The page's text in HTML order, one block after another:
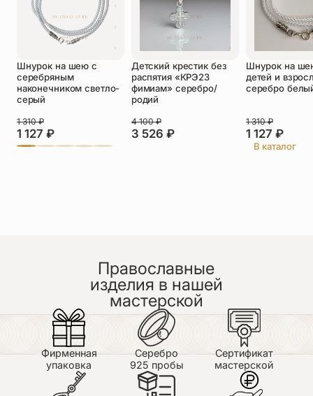
Оставить отзыв
Подтверждаю свое согласие с
политикой конфиденциальностии даю
согласие на обработку персональных
данных
Пока нет отзывов. Будьте первым!
Шнурок на шею с
серебряным
наконечником светло-
серый
1 127 ₽
1 310₽
Детский крестик без
распятия «КРЭ23
фимиам» серебро/
родий
3 526 ₽
4 100₽
Шнурок на
детей и
серебро
1 127 ₽
1 310₽
В каталог
Православные
изделия в нашей
мастерской
Фирменная
упаковка
Серебро
925 пробы
Сертификат
мастерской